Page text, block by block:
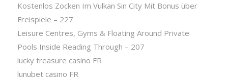
Kostenlos Zocken Im Vulkan Sin City Mit Bonus über
Freispiele – 227
Leisure Centres, Gyms & Floating Around Private
Pools Inside Reading Through – 207
lucky treasure casino FR
lunubet casino FR